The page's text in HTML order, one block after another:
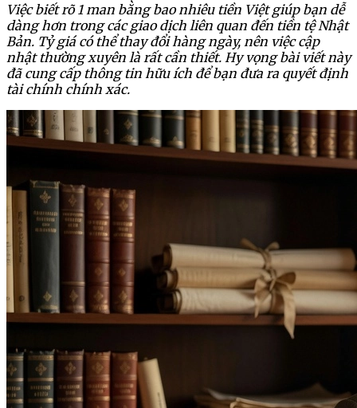
Việc biết rõ 1 man bằng bao nhiêu tiền Việt giúp bạn dễ
dàng hơn trong các giao dịch liên quan đến tiền tệ Nhật
Bản. Tỷ giá có thể thay đổi hàng ngày, nên việc cập
nhật thường xuyên là rất cần thiết. Hy vọng bài viết này
đã cung cấp thông tin hữu ích để bạn đưa ra quyết định
tài chính chính xác.